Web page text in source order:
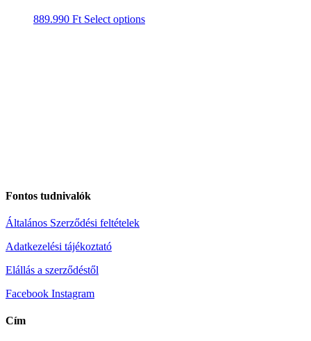
889.990 Ft Select options
Fontos tudnivalók
Általános Szerződési feltételek
Adatkezelési tájékoztató
Elállás a szerződéstől
Facebook Instagram
Cím